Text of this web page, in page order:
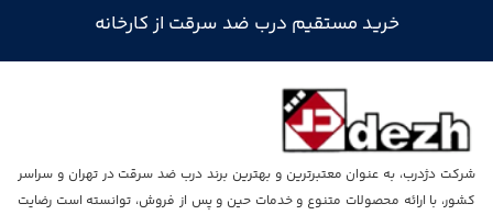
خرید مستقیم درب ضد سرقت از کارخانه
شرکت دژدرب، به عنوان معتبرترین و بهترین برند درب ضد سرقت در تهران و سراسر
کشور، با ارائه محصولات متنوع و خدمات حین و پس از فروش، توانسته است رضایت